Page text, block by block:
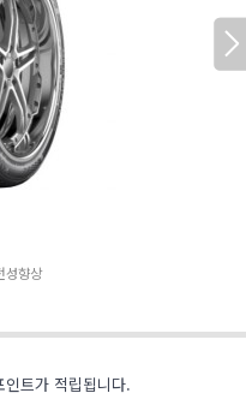
성향상
트가 적립됩니다.